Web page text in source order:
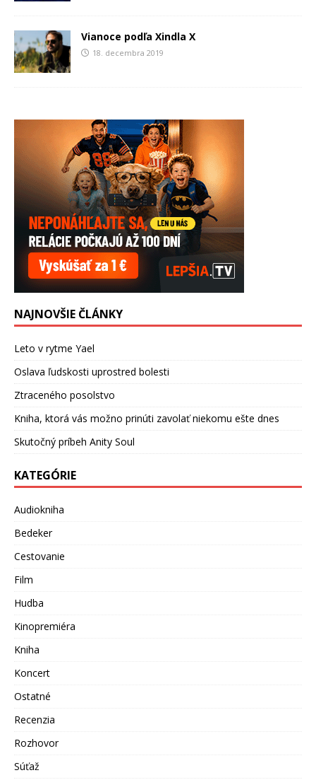
Vianoce podľa Xindla X
18. decembra 2019
NAJNOVŠIE ČLÁNKY
Leto v rytme Yael
Oslava ľudskosti uprostred bolesti
Ztraceného posolstvo
Kniha, ktorá vás možno prinúti zavolať niekomu ešte dnes
Skutočný príbeh Anity Soul
KATEGÓRIE
Audiokniha
Bedeker
Cestovanie
Film
Hudba
Kinopremiéra
Kniha
Koncert
Ostatné
Recenzia
Rozhovor
Súťaž